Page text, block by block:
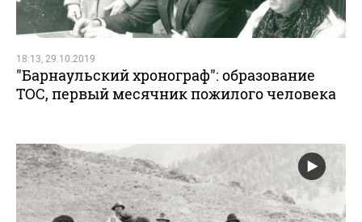
18:13, 29.10.2019
"Барнаульский хронограф": образование
ТОС, первый месячник пожилого человека